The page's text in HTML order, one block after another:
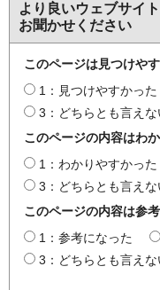
より良いウェブサイ
お聞かせください
このページは見つけや
1：見つけやすかった
3：どちらとも言えな
このページの内容はわ
1：わかりやすかった
3：どちらとも言えな
このページの内容は参
1：参考になった
3：どちらとも言えな